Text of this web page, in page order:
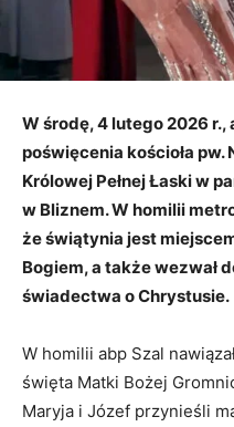
W środę, 4 lutego 2026 r.,
poświęcenia kościoła
Królowej Pełnej Łaski w
w Bliznem. W homilii
że świątynia jest
Bogiem, a także wezwał
świadectwa o Chrystusie.
W homilii abp Szal
święta Matki Bożej
Maryja i Józef przynieśli